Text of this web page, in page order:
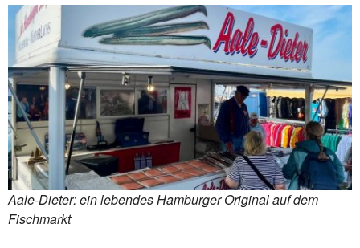
Aale-Dieter: ein lebendes Hamburger Original auf dem
Fischmarkt